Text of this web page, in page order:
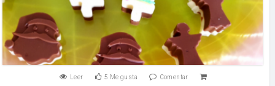
Leer 5 Me gusta Comentar